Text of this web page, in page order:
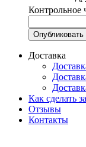
Контрольное
Доставка
Как сделать
Отзывы
Контакты